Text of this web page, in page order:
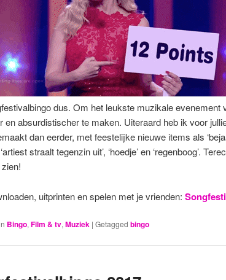
dus. Om het leukste muzikale evenement
en absurdistischer te maken. Uiteraard heb ik voor
dan eerder, met feestelijke nieuwe items als
straalt tegenzin uit’, ‘hoedje’ en ‘regenboog’.
uitprinten en spelen met je vrienden:
Bingo, Film & tv, Muziek | Getagged bingo